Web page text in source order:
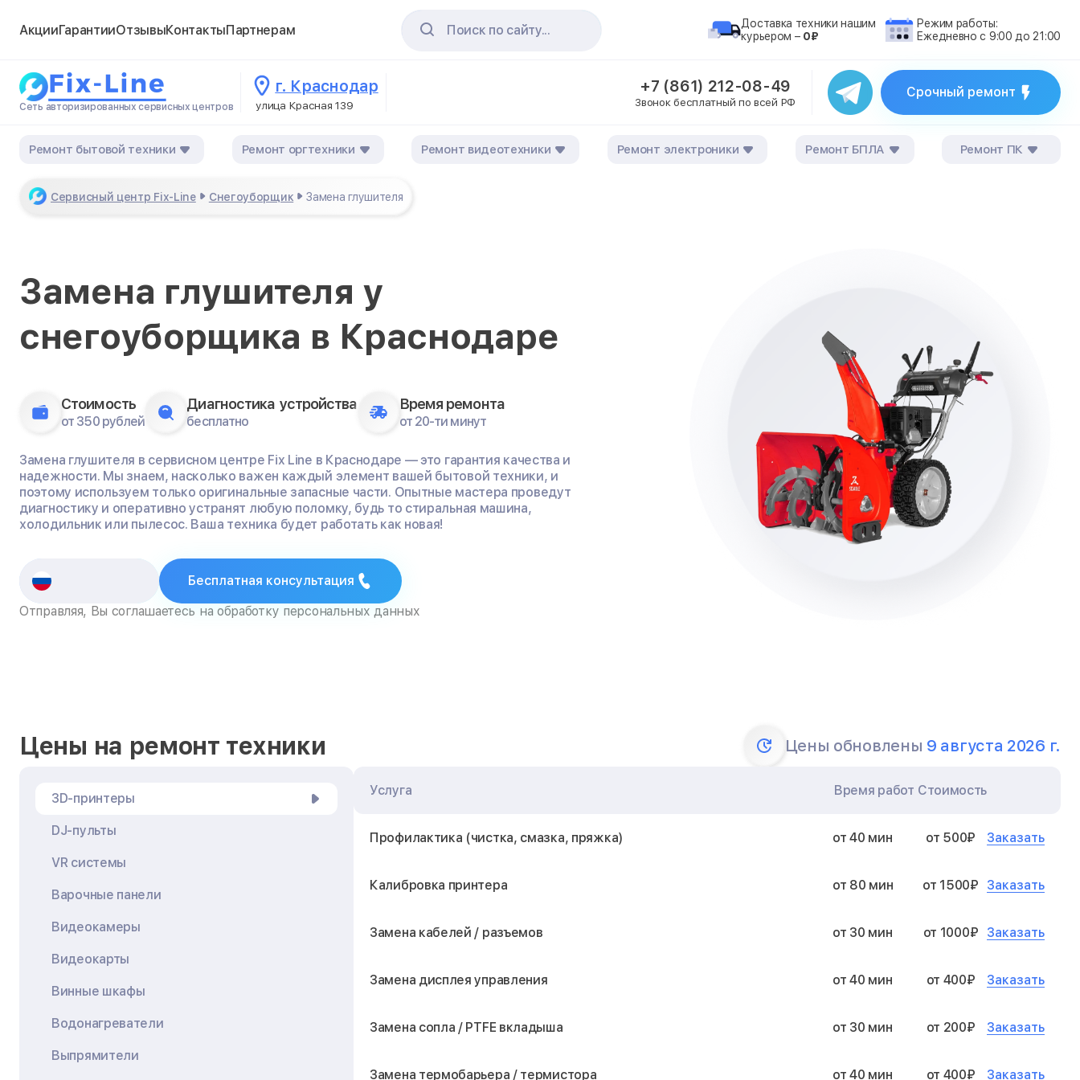
АкцииГарантииОтзывыКонтактыПартнерам Поиск по сайту...
Доставка техники нашим
курьером – 0₽
Режим работы:
Ежедневно с 9:00 до 21:00
Сеть авторизированных сервисных центров
г. Краснодар
улица Красная 139
+7 (861) 212-08-49
Звонок бесплатный по всей РФ
Срочный ремонт
Ремонт бытовой техники Ремонт оргтехники Ремонт видеотехники Ремонт электроники Ремонт БПЛА Ремонт ПК
Сервисный центр Fix-Line Снегоуборщик Замена глушителя
Замена глушителя у
снегоуборщика в Краснодаре
Стоимость
от 350 рублей
Диагностика устройства
бесплатно
Время ремонта
от 20-ти минут
Замена глушителя в сервисном центре Fix Line в Краснодаре — это гарантия качества и
надежности. Мы знаем, насколько важен каждый элемент вашей бытовой техники, и
поэтому используем только оригинальные запасные части. Опытные мастера проведут
диагностику и оперативно устранят любую поломку, будь то стиральная машина,
холодильник или пылесос. Ваша техника будет работать как новая!
Бесплатная консультация
Отправляя, Вы соглашаетесь на обработку персональных данных
Цены на ремонт техники Цены обновлены 9 августа 2026 г.
3D-принтеры
DJ-пульты
VR системы
Варочные панели
Видеокамеры
Видеокарты
Винные шкафы
Водонагреватели
Выпрямители
Услуга Время работ Стоимость
Профилактика (чистка, смазка, пряжка) от 40 мин от 500₽ Заказать
Калибровка принтера от 80 мин от 1500₽ Заказать
Замена кабелей / разъемов от 30 мин от 1000₽ Заказать
Замена дисплея управления от 40 мин от 400₽ Заказать
Замена сопла / PTFE вкладыша от 30 мин от 200₽ Заказать
Замена термобарьера / термистора от 40 мин от 400₽ Заказать